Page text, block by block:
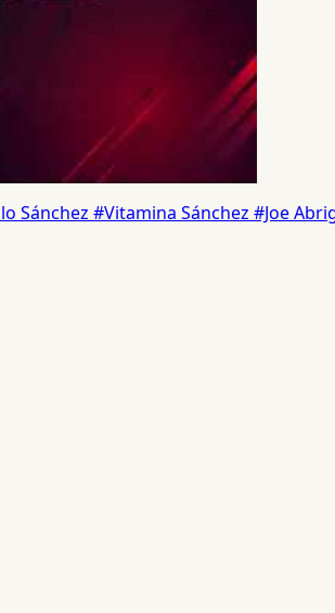
Sánchez #Vitamina Sánchez #Joe